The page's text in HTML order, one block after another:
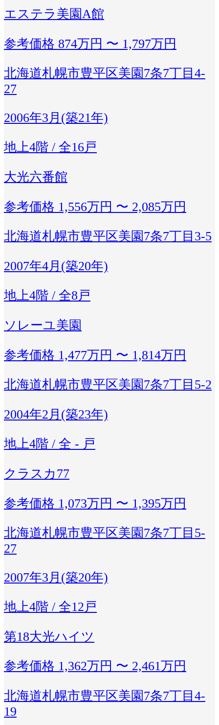
エステラ美園A館
参考価格 874万円 〜 1,797万円
北海道札幌市豊平区美園7条7丁目4-
27
2006年3月(築21年)
地上4階 / 全16戸
大光六番館
参考価格 1,556万円 〜 2,085万円
北海道札幌市豊平区美園7条7丁目3-5
2007年4月(築20年)
地上4階 / 全8戸
ソレーユ美園
参考価格 1,477万円 〜 1,814万円
北海道札幌市豊平区美園7条7丁目5-2
2004年2月(築23年)
地上4階 / 全 - 戸
クラスカ77
参考価格 1,073万円 〜 1,395万円
北海道札幌市豊平区美園7条7丁目5-
27
2007年3月(築20年)
地上4階 / 全12戸
第18大光ハイツ
参考価格 1,362万円 〜 2,461万円
北海道札幌市豊平区美園7条7丁目4-
19